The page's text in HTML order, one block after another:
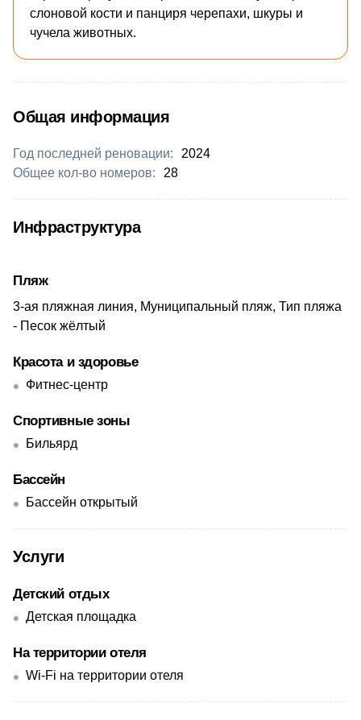
слоновой кости и панциря черепахи, шкуры и
чучела животных.
Общая информация
Год последней реновации:
2024
Общее кол-во номеров:
28
Инфраструктура
Пляж
3-ая пляжная линия, Муниципальный пляж, Тип пляжа
- Песок жёлтый
Красота и здоровье
Фитнес-центр
Спортивные зоны
Бильярд
Бассейн
Бассейн открытый
Услуги
Детский отдых
Детская площадка
На территории отеля
Wi-Fi на территории отеля